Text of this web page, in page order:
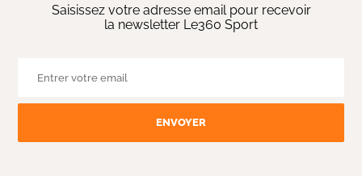
Saisissez votre adresse email pour recevoir
la newsletter Le360 Sport
ENVOYER